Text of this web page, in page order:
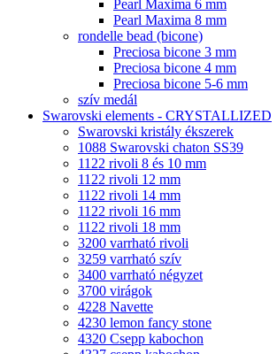
Pearl Maxima 6 mm
Pearl Maxima 8 mm
rondelle bead (bicone)
Preciosa bicone 3 mm
Preciosa bicone 4 mm
Preciosa bicone 5-6 mm
szív medál
Swarovski elements - CRYSTALLIZED
Swarovski kristály ékszerek
1088 Swarovski chaton SS39
1122 rivoli 8 és 10 mm
1122 rivoli 12 mm
1122 rivoli 14 mm
1122 rivoli 16 mm
1122 rivoli 18 mm
3200 varrható rivoli
3259 varrható szív
3400 varrható négyzet
3700 virágok
4228 Navette
4230 lemon fancy stone
4320 Csepp kabochon